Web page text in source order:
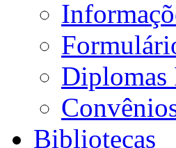
Diplomas
Bibliotecas